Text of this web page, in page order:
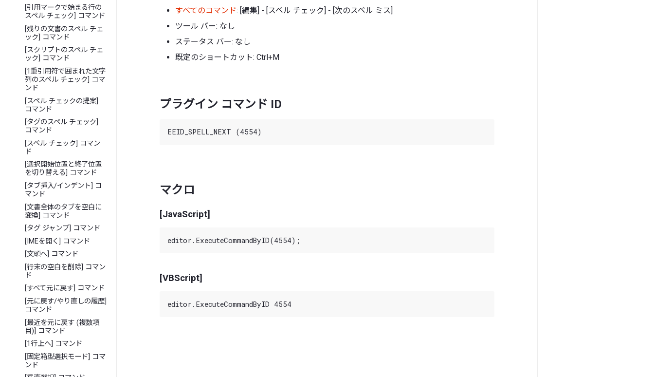
[引用マークで始まる行の
スペル チェック] コマンド
[残りの文書のスペル チェ
ック] コマンド
[スクリプトのスペル チェ
ック] コマンド
[1重引用符で囲まれた文字
列のスペル チェック] コマ
ンド
[スペル チェックの提案]
コマンド
[タグのスペル チェック]
コマンド
[スペル チェック] コマン
ド
[選択開始位置と終了位置
を切り替える] コマンド
[タブ挿入/インデント] コ
マンド
[文書全体のタブを空白に
変換] コマンド
[タグ ジャンプ] コマンド
[IMEを開く] コマンド
[文頭へ] コマンド
[行末の空白を削除] コマン
ド
[すべて元に戻す] コマンド
[元に戻す/やり直しの履歴]
コマンド
[最近を元に戻す (複数項
目)] コマンド
[1行上へ] コマンド
[固定箱型選択モード] コマ
ンド
すべてのコマンド: [編集] - [スペル チェック] - [次のスペル ミス]
ツール バー: なし
ステータス バー: なし
既定のショートカット: Ctrl+M
プラグイン コマンド ID
マクロ
[JavaScript]
[VBScript]